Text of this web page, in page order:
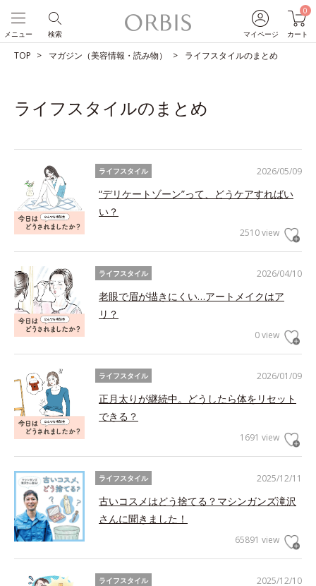
マイページ
0
カート
検索
メニュー
TOP マガジン（美容情報・読み物） ライフスタイルのまとめ
ライフスタイルのまとめ
2026/05/09
ライフスタイル
“デリケートゾーン”って、どうケアすればい
い？
2510 view
2026/04/10
ライフスタイル
老眼で眉が描きにくい…アートメイクはア
リ？
0 view
2026/01/09
ライフスタイル
正月太りが継続中。どうしたら体をリセット
できる？
1691 view
2025/12/11
ライフスタイル
古いコスメはどう捨てる？マシンガンズ滝沢
さんに聞きました！
65891 view
2025/12/10
ライフスタイル